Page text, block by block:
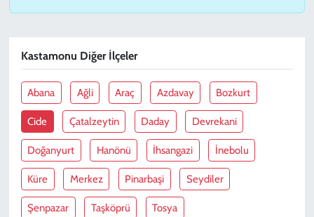
Kastamonu Diğer İlçeler
Abana Ağli Araç Azdavay Bozkurt
Cide Çatalzeytin Daday Devrekani
Doğanyurt Hanönü İhsangazi İnebolu
Küre Merkez Pinarbaşi Seydiler
Şenpazar Taşköprü Tosya